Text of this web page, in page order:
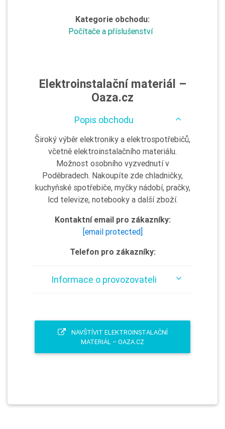
Kategorie obchodu:
Počítače a příslušenství
Elektroinstalační materiál –
Oaza.cz
Popis obchodu
Široký výběr elektroniky a elektrospotřebičů,
včetně elektroinstalačního materiálu.
Možnost osobního vyzvednutí v
Poděbradech. Nakoupíte zde chladničky,
kuchyňské spotřebiče, myčky nádobí, pračky,
lcd televize, notebooky a další zboží.
Kontaktní email pro zákazníky:
[email protected]
Telefon pro zákazníky:
Informace o provozovateli
NAVŠTÍVIT ELEKTROINSTALAČNÍ
MATERIÁL – OAZA.CZ